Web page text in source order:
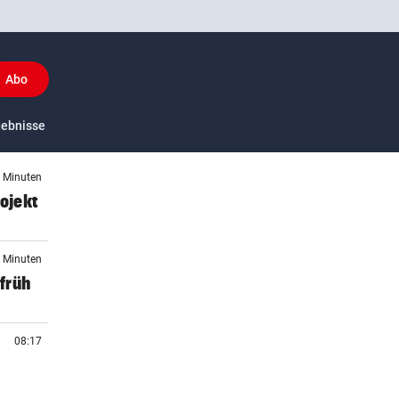
Abo
US-Sport
Minuten
Minuten
08:17